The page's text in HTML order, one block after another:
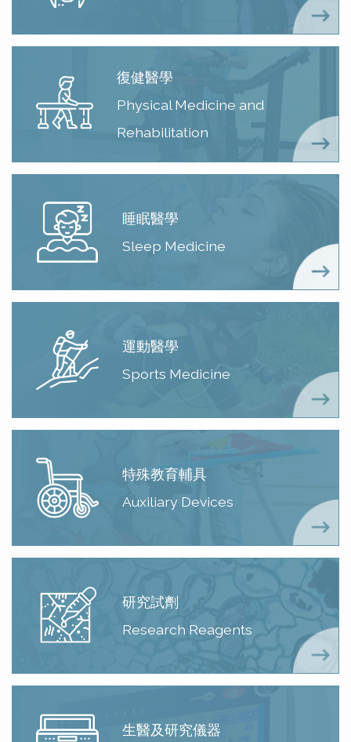
復健醫學
Physical Medicine and
Rehabilitation
睡眠醫學
Sleep Medicine
運動醫學
Sports Medicine
特殊教育輔具
Auxiliary Devices
研究試劑
Research Reagents
生醫及研究儀器